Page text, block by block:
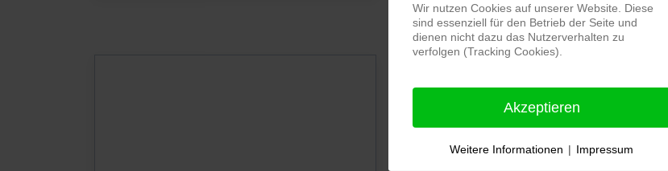
Wir nutzen Cookies auf unserer Website. Diese
sind essenziell für den Betrieb der Seite und
dienen nicht dazu das Nutzerverhalten zu
verfolgen (Tracking Cookies).
Akzeptieren
Weitere Informationen | Impressum